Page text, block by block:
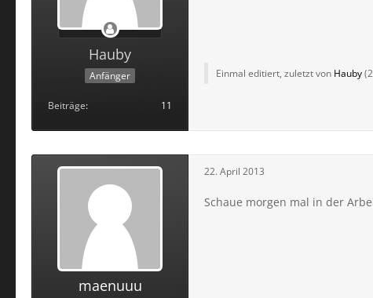
Hauby
Anfänger
Beiträge 11
Einmal editiert, zuletzt von Hauby(
maenuuu
22. April 2013
Schaue morgen mal in der